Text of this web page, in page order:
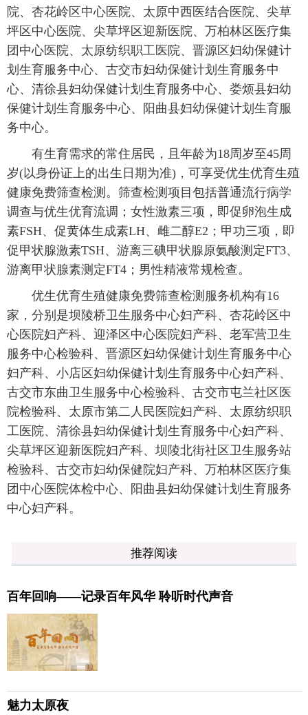
院、杏花岭区中心医院、太原中西医结合医院、尖草
坪区中心医院、尖草坪区迎新医院、万柏林区医疗集
团中心医院、太原纺织职工医院、晋源区妇幼保健计
划生育服务中心、古交市妇幼保健计划生育服务中
心、清徐县妇幼保健计划生育服务中心、娄烦县妇幼
保健计划生育服务中心、阳曲县妇幼保健计划生育服
务中心。
有生育需求的常住居民，且年龄为18周岁至45周
岁(以身份证上的出生日期为准)，可享受优生优育生殖
健康免费筛查检测。筛查检测项目包括普通流行病学
调查与优生优育流调；女性激素三项，即促卵泡生成
素FSH、促黄体生成素LH、雌二醇E2；甲功三项，即
促甲状腺激素TSH、游离三碘甲状腺原氨酸测定FT3、
游离甲状腺素测定FT4；男性精液常规检查。
优生优育生殖健康免费筛查检测服务机构有16
家，分别是坝陵桥卫生服务中心妇产科、杏花岭区中
心医院妇产科、迎泽区中心医院妇产科、老军营卫生
服务中心检验科、晋源区妇幼保健计划生育服务中心
妇产科、小店区妇幼保健计划生育服务中心妇产科、
古交市东曲卫生服务中心检验科、古交市屯兰社区医
院检验科、太原市第二人民医院妇产科、太原纺织职
工医院、清徐县妇幼保健计划生育服务中心妇产科、
尖草坪区迎新医院妇产科、坝陵北街社区卫生服务站
检验科、古交市妇幼保健院妇产科、万柏林区医疗集
团中心医院体检中心、阳曲县妇幼保健计划生育服务
中心妇产科。
推荐阅读
百年回响——记录百年风华 聆听时代声音
魅力太原夜